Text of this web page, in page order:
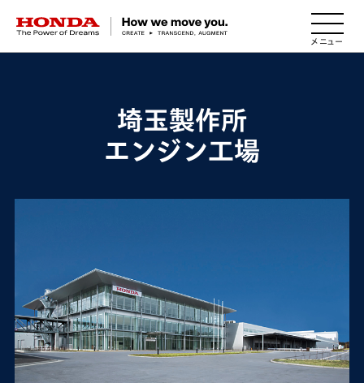
HONDA The Power of Dreams
埼玉製作所
エンジン工場